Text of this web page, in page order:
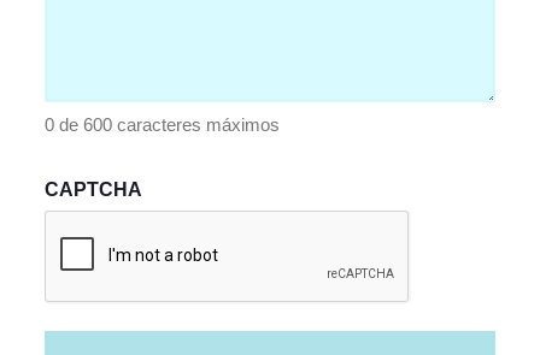
0 de 600 caracteres máximos
CAPTCHA